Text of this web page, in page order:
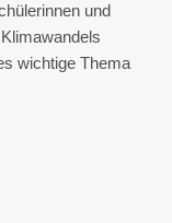
und
wichtige Thema